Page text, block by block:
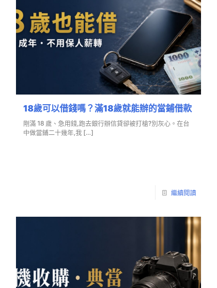
18歲可以借錢嗎？滿18歲就能辦的當鋪借款
剛滿 18 歲、急用錢,跑去銀行辦信貸卻被打槍?別灰心。在台
中做當鋪二十幾年,我 […]
繼續閱讀